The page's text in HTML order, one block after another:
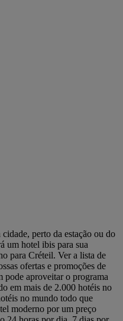
perto da estação ou do
um hotel ibis para sua
para Créteil. Ver a lista de
ofertas e promoções de
pode aproveitar o programa
em mais de 2.000 hotéis no
no mundo todo que
moderno por um preço